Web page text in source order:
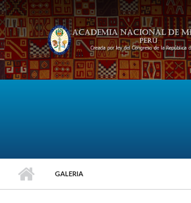
Pasar al contenido principal
GALERIA